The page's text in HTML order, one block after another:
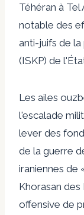
Téhéran à Tel
notable des
anti-juifs de
(ISKP) de
Les ailes
l'escalade
lever des
de la guerre
iraniennes de
Khorasan des
offensive de